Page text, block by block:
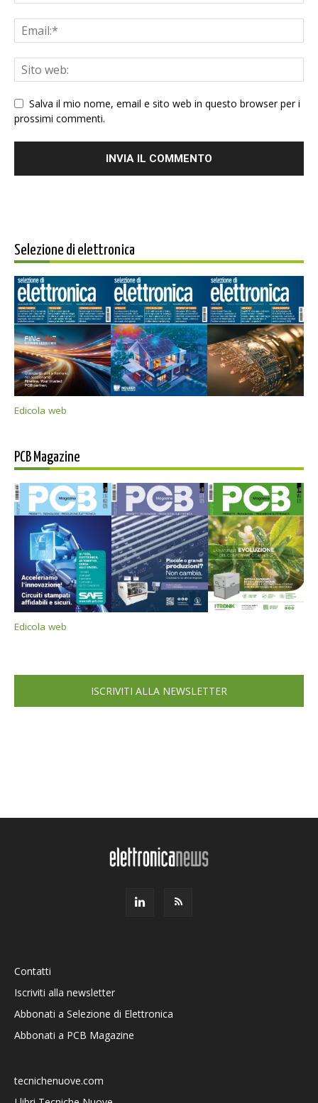
Salva il mio nome, email e sito web in questo browser per i
prossimi commenti.
Selezione di elettronica
Edicola web
PCB Magazine
Edicola web
ISCRIVITI ALLA NEWSLETTER
Contatti
Iscriviti alla newsletter
Abbonati a Selezione di Elettronica
Abbonati a PCB Magazine
tecnichenuove.com